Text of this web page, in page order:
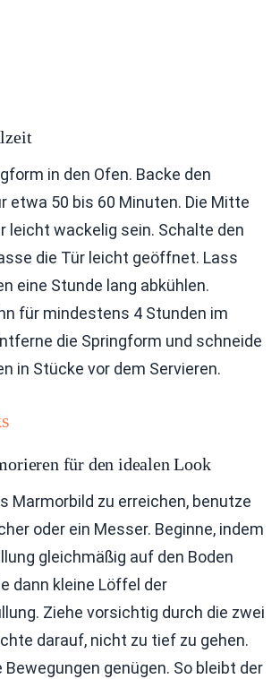
in den Ofen. Backe den
etwa 50 bis 60 Minuten. Die Mitte
leicht wackelig sein. Schalte den
die Tür leicht geöffnet. Lass
eine Stunde lang abkühlen.
für mindestens 4 Stunden im
die Springform und schneide
in Stücke vor dem Servieren.
für den idealen Look
Marmorbild zu erreichen, benutze
oder ein Messer. Beginne, indem
gleichmäßig auf den Boden
dann kleine Löffel der
Ziehe vorsichtig durch die zwei
darauf, nicht zu tief zu gehen.
Bewegungen genügen. So bleibt der